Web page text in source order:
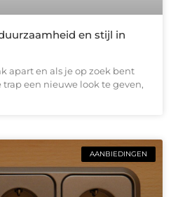
en stijl in
apart en als je op zoek bent
een nieuwe look te geven,
AANBIEDINGEN